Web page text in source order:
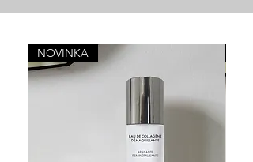
NOVINKA